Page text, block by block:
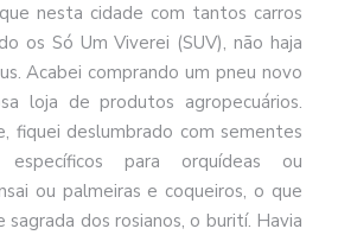
nesta cidade com tantos carros
os Só Um Viverei (SUV), não haja
Acabei comprando um pneu novo
loja de produtos agropecuários.
fiquei deslumbrado com sementes
específicos para orquídeas ou
ou palmeiras e coqueiros, o que
sagrada dos rosianos, o burití. Havia